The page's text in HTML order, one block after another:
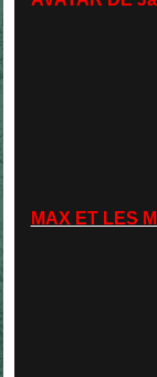
MAX ET LES